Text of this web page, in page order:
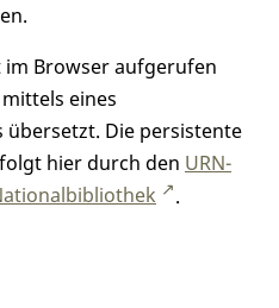
Browser aufgerufen
eines
übersetzt. Die persistente
hier durch den URN-
.